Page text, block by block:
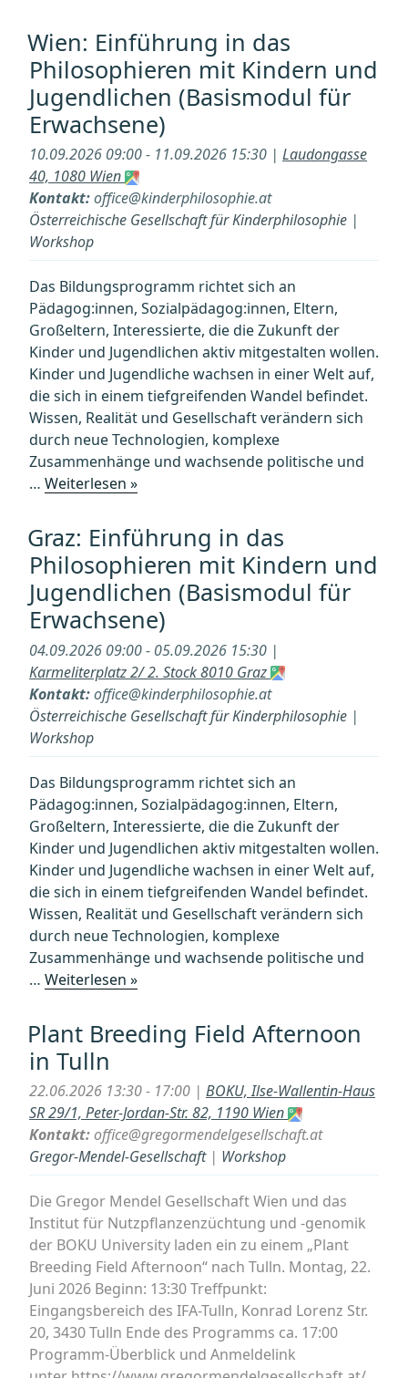
–
Wien: Einführung in das
Philosophieren mit Kindern und
Jugendlichen (Basismodul für
Erwachsene)
10.09.2026 09:00 - 11.09.2026 15:30 | Laudongasse
40, 1080 Wien
Kontakt:office@kinderphilosophie.at
Österreichische Gesellschaft für Kinderphilosophie |
Workshop
Das Bildungsprogramm richtet sich an
Pädagog:innen, Sozialpädagog:innen, Eltern,
Großeltern, Interessierte, die die Zukunft der
Kinder und Jugendlichen aktiv mitgestalten wollen.
Kinder und Jugendliche wachsen in einer Welt auf,
die sich in einem tiefgreifenden Wandel befindet.
Wissen, Realität und Gesellschaft verändern sich
durch neue Technologien, komplexe
Zusammenhänge und wachsende politische und
… Weiterlesen »„Wien:
in
das
Philosophieren
mit
Kindern
und
Jugendlichen
(Basismodul
für
Erwachsene)“
Graz: Einführung in das
Philosophieren mit Kindern und
Jugendlichen (Basismodul für
Erwachsene)
04.09.2026 09:00 - 05.09.2026 15:30 |
Karmeliterplatz 2/ 2. Stock 8010 Graz
Kontakt:office@kinderphilosophie.at
Österreichische Gesellschaft für Kinderphilosophie |
Workshop
Das Bildungsprogramm richtet sich an
Pädagog:innen, Sozialpädagog:innen, Eltern,
Großeltern, Interessierte, die die Zukunft der
Kinder und Jugendlichen aktiv mitgestalten wollen.
Kinder und Jugendliche wachsen in einer Welt auf,
die sich in einem tiefgreifenden Wandel befindet.
Wissen, Realität und Gesellschaft verändern sich
durch neue Technologien, komplexe
Zusammenhänge und wachsende politische und
… Weiterlesen »„Graz:
in
das
mit
Kindern
und
Jugendlichen
(Basismodul
für
Erwachsene)“
Plant Breeding Field Afternoon
in Tulln
22.06.2026 13:30 - 17:00 | BOKU, Ilse-Wallentin-Haus
SR 29/1, Peter-Jordan-Str. 82, 1190 Wien
Kontakt:office@gregormendelgesellschaft.at
Gregor-Mendel-Gesellschaft| Workshop
Die Gregor Mendel Gesellschaft Wien und das
Institut für Nutzpflanzenzüchtung und -genomik
der BOKU University laden ein zu einem „Plant
Breeding Field Afternoon“ nach Tulln. Montag, 22.
Juni 2026 Beginn: 13:30 Treffpunkt:
Eingangsbereich des IFA-Tulln, Konrad Lorenz Str.
20, 3430 Tulln Ende des Programms ca. 17:00
Programm-Überblick und Anmeldelink